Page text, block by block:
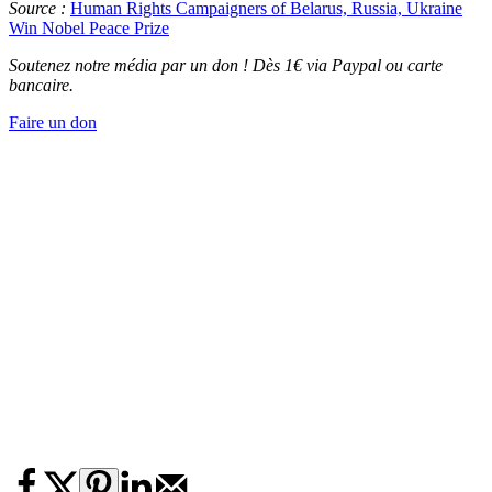
Source : Human Rights Campaigners of Belarus, Russia, Ukraine
Win Nobel Peace Prize
Soutenez notre média par un don ! Dès 1€ via Paypal ou carte
bancaire.
Faire un don